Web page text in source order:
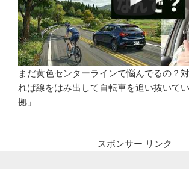
まだ黄色センターラインで悩んでるの？
れば線をはみ出して自転車を追い抜いて
拠」
スポンサー リンク